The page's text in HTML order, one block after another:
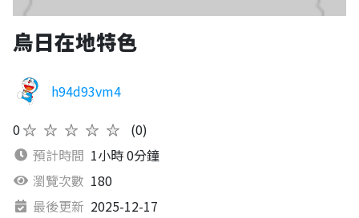
烏日在地特色
h94d93vm4
0★★★★★
(0)
預計時間 1小時 0分鐘
瀏覽次數 180
最後更新 2025-12-17